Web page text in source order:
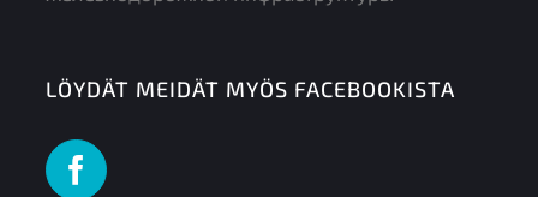
LÖYDÄT MEIDÄT MYÖS FACEBOOKISTA